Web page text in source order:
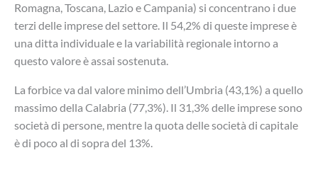
Romagna, Toscana, Lazio e Campania) si concentrano i due
terzi delle imprese del settore. Il 54,2% di queste imprese è
una ditta individuale e la variabilità regionale intorno a
questo valore è assai sostenuta.
La forbice va dal valore minimo dell’Umbria (43,1%) a quello
massimo della Calabria (77,3%). Il 31,3% delle imprese sono
società di persone, mentre la quota delle società di capitale
è di poco al di sopra del 13%.